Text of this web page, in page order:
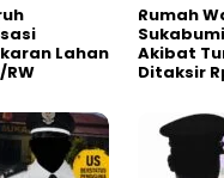
Lahan
‎Rumah
Akibat
Ditaksir